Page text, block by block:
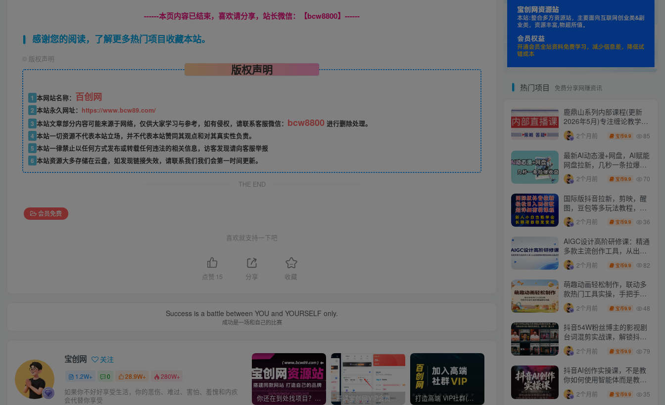
------本页内容已结束，喜欢请分享，站长微信：【bcw8800】------
感谢您的阅读，了解更多热门项目收藏本站。
© 版权声明
版权声明
1 本网站名称： 百创网
2 本站永久网址： https://www.bcw89.com/
3 本站文章部分内容可能来源于网络，仅供大家学习与参考，如有侵权，请联系客服微信： bcw8800 进行删除处理。
4 本站一切资源不代表本站立场，并不代表本站赞同其观点和对其真实性负责。
5 本站一律禁止以任何方式发布或转载任何违法的相关信息，访客发现请向客服举报
6 本站资源大多存储在云盘，如发现链接失效，请联系我们我们会第一时间更新。
THE END
会员免费
喜欢就支持一下吧
点赞 15 分享 收藏
Success is a battle between YOU and YOURSELF only.
成功是一场和自己的比赛
宝创网 关注
1.2W+ 0 28.9W+ 280W+
如果你不好好享受生活，你的悲伤、难过、害怕、羞愧和内疚
会代替你享受
你还在到处找项目？还在当韭菜？我靠卖项目一个月收入5万+，曾经我也是个失败者。 开通宝创网VIP会员，尊享全站资源免费下载，享70%的推广提成！！【限时五折优惠】 打造高端 VIP社群(社群仅对网站用户开放) 最新无水印课程资源 长期更新 免费投稿专区，先看要求在投稿！！！
热门项目 免费分享网赚资讯
鹿鼎山系列内部课程(更新
2026年5月)专注缠论教学，
行情分析、学习答疑、机会
提示、实操讲解
2个月前 宝币9.9 85
最新AI动态漫+网盘，AI赋能
网盘拉新，几秒一条拉爆收
益
2个月前 宝币9.9 70
国际版抖音拉新，剪映，醒
图，豆包等多玩法教程，长
期可做的项目，轻松日入四
位数，深度揭秘玩法，干就
2个月前 宝币9.9 36
AIGC设计高阶研修课：精通
多款主流创作工具，从出图
建模到模型训练全面进阶
2个月前 宝币9.9 82
萌趣动画轻松制作，联动多
款热门工具实操，手把手打
造可爱胖橘猫趣味动画
2个月前 宝币9.9 48
抖音54W粉丝博主的影视剧
台词混剪实战课，解锁抖音
伙伴计划+精选独家收益，
新手零门槛上手
2个月前 宝币9.9 79
抖音AI创作实操课，不是教
你如何使用智能体而是教你
如何利用智能体变现(更新5
月) 2个月前 宝币9.9 35